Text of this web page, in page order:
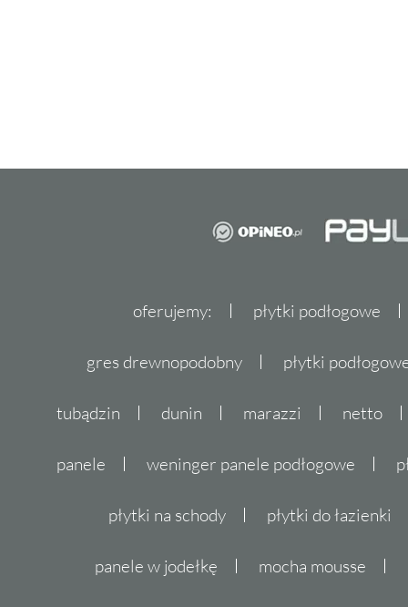
oferujemy: płytki podłogowe
gres drewnopodobny płytki
tubądzin dunin marazzi netto
panele weninger panele podłogowe
płytki na schody płytki do łazienki
panele w jodełkę mocha mousse